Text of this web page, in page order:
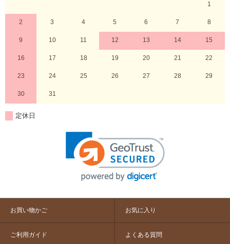
1
2 3 4 5 6 7 8
9 10 11 12 13 14 15
16 17 18 19 20 21 22
23 24 25 26 27 28 29
30 31
定休日
お買い物かご お気に入り
ご利用ガイド よくある質問